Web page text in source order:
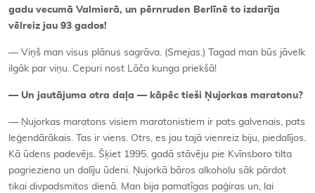
gadu vecumā Valmierā, un pērnruden Berlīnē to izdarīja
vē lreiz jau 93 gados!
— Viņš man visus plānus sagrāva. (Smejas.) Tagad man būs jāvelk
ilgāk par viņu. Cepuri nost Lāča kunga priekšā!
— Un jautājuma otra da ļa — kāpēc tieši Ņujorkas maratonu?
— Ņujorkas maratons visiem maratonistiem ir pats galvenais, pats
leģendārākais. Tas ir viens. Otrs, es jau tajā vienreiz biju, piedalījos.
Kā ūdens padevējs. Šķiet 1995. gadā stāvēju pie Kvīnsboro tilta
pagrieziena un dalīju ūdeni. Ņujorkā bāros alkoholu sāk pārdot
tikai divpadsmitos dienā. Man bija pamatīgas paģiras un, lai